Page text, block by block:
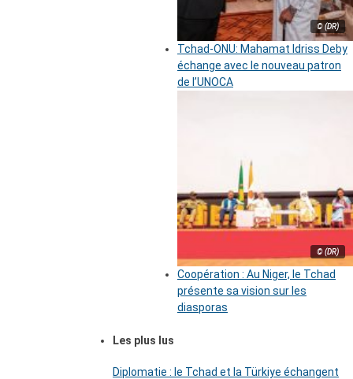
© (DR)
Tchad-ONU: Mahamat Idriss Deby
échange avec le nouveau patron
de l’UNOCA
© (DR)
Coopération : Au Niger, le Tchad
présente sa vision sur les
diasporas
Les plus lus
Diplomatie : le Tchad et la Türkiye échangent